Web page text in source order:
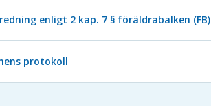
enligt 2 kap. 7 § föräldrabalken (FB)
protokoll